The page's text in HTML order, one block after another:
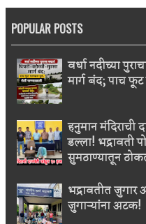
POPULAR POSTS
वर्धा नदीच्या
मार्ग बंद; पाच
हनुमान मंदिराची
डल्ला! भद्रावती
सुमठाण्यातून
भद्रावतीत जुगार
जुगाऱ्यांना अटक!